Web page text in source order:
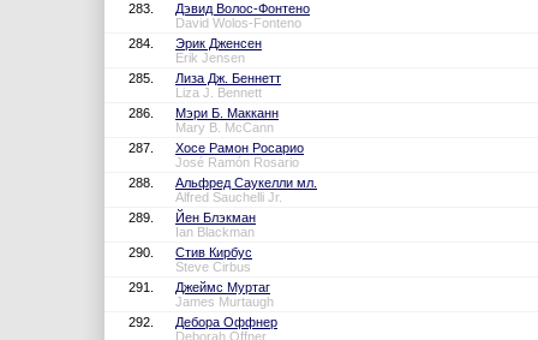
283.
Дэвид Волос-Фонтено
David Wolos-Fonteno
284.
Эрик Дженсен
Erik Jensen
285.
Лиза Дж. Беннетт
Liza J. Bennett
286.
Мэри Б. Макканн
Mary B. McCann
287.
Хосе Рамон Росарио
José Ramón Rosario
288.
Альфред Саукелли мл.
Alfred Sauchelli Jr.
289.
Йен Блэкман
Ian Blackman
290.
Стив Кирбус
Steve Cirbus
291.
Джеймс Муртаг
James Murtaugh
292.
Дебора Оффнер
Deborah Offner